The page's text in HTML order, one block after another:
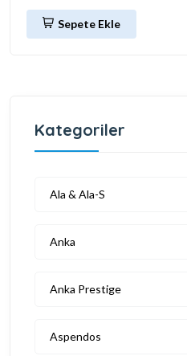
Sepete Ekle
Kategoriler
Ala & Ala-S
Anka
Anka Prestige
Aspendos